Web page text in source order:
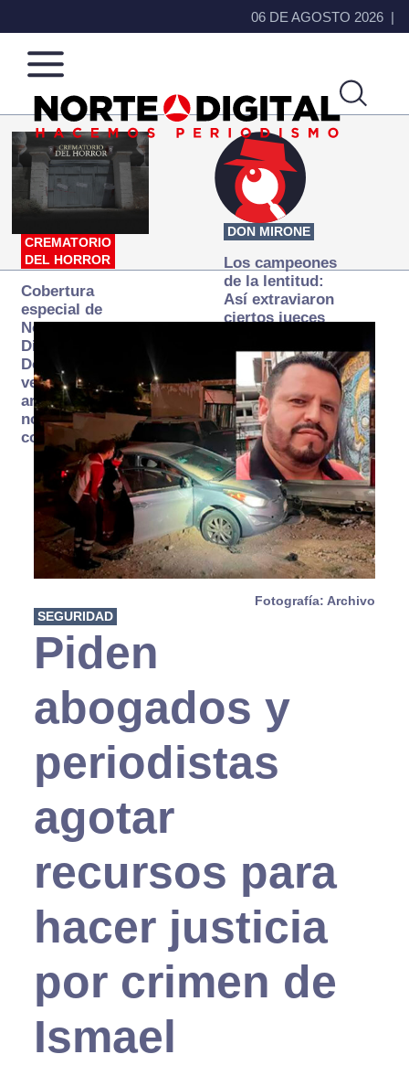
06 DE AGOSTO 2026
Norte
de
Ciudad
Más
que
noticias,
hacemos periodismo
CREMATORIO
DEL HORROR
Cobertura
especial de
Norte
Digital:
Donde la
verdad
arde… pero
no se
consume
DON MIRONE
Los campeones
de la lentitud:
Así extraviaron
ciertos jueces
expedita
Fotografía: Archivo
SEGURIDAD
Piden
abogados y
periodistas
agotar
recursos para
hacer justicia
por crimen de
Ismael